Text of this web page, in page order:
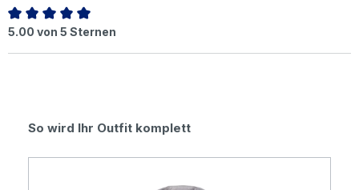
Durchschnittliche Bewertung von 5 von 5 Sternen
5.00 von 5 Sternen
Produktgalerie überspringen
So wird Ihr Outfit komplett